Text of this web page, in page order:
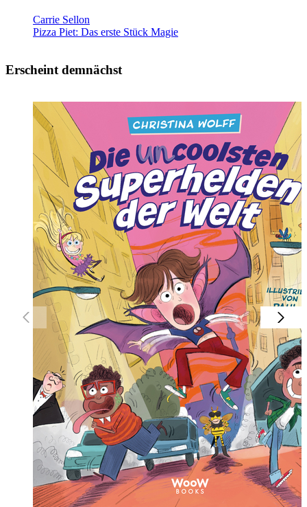
Carrie Sellon
Pizza Piet: Das erste Stück Magie
Erscheint demnächst